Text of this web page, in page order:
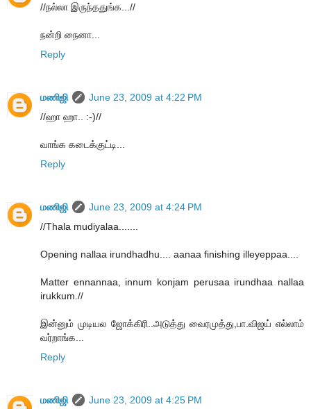
//நல்லா இருந்ததுங்க...//
நன்றி நைனா...
Reply
மணிஜி
June 23, 2009 at 4:22 PM
//ஹா ஹா.. :-)//
வாங்க கடைக்குட்டி...
Reply
மணிஜி
June 23, 2009 at 4:24 PM
//Thala mudiyalaa.......
Opening nallaa irundhadhu.... aanaa finishing illeyeppaa....
Matter ennannaa, innum konjam perusaa irundhaa nallaa
irukkum.//
இன்னும் முடியல ஜோக்கிரி..அடுத்து வைரமுத்து,பா.விஜய் எல்லாம்
வர்றாங்க...
Reply
மணிஜி
June 23, 2009 at 4:25 PM